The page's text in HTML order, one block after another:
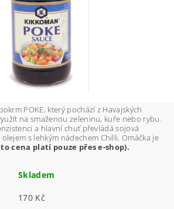
POKE, který pochází z Havajských
na smaženou zeleninu, kuře nebo rybu.
a hlavní chuť převládá sojová
s lehkým nádechem Chilli. Omáčka je
cena platí pouze přes e-shop).
Skladem
170 Kč